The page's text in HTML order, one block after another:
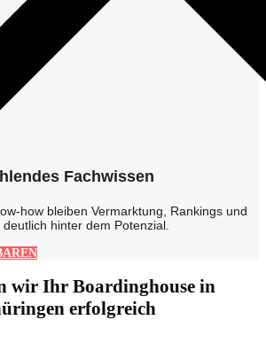
Fachwissen
how bleiben Vermarktung, Rankings und
deutlich hinter dem Potenzial.
wir Ihr Boardinghouse in
erfolgreich